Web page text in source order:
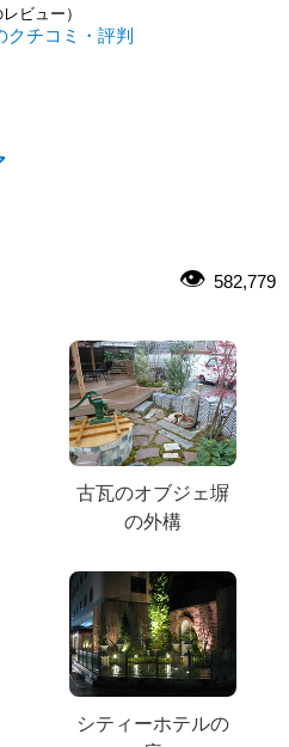
レビュー）
クチコミ・評判
582,779
古瓦のオブジェ塀
の外構
シティーホテルの